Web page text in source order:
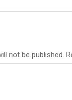
not be published.